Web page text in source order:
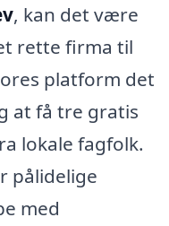
, kan det være
rette firma til
platform det
at få tre gratis
lokale fagfolk.
pålidelige
med